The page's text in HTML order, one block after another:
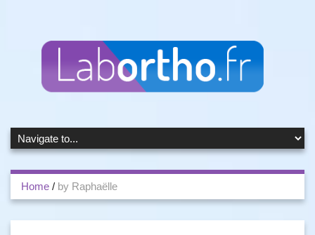
Home / by Raphaëlle